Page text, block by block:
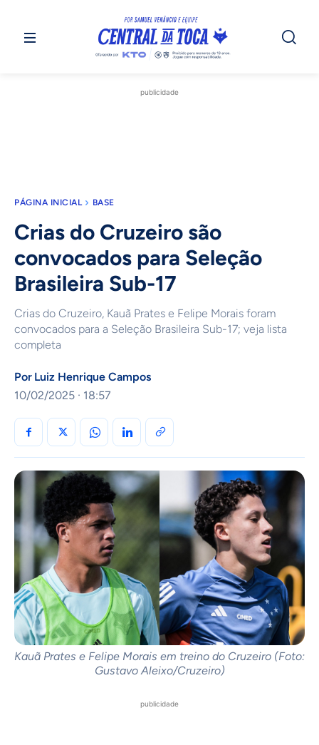
publicidade
PÁGINA INICIAL BASE
Crias do Cruzeiro são
convocados para Seleção
Brasileira Sub-17
Crias do Cruzeiro, Kauã Prates e Felipe Morais foram
convocados para a Seleção Brasileira Sub-17; veja lista
completa
Por Luiz Henrique Campos
10/02/2025 · 18:57
Kauã Prates e Felipe Morais em treino do Cruzeiro (Foto:
Gustavo Aleixo/Cruzeiro)
publicidade